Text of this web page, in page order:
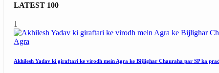
LATEST 100
1
Agra
Akhilesh Yadav ki giraftari ke virodh mein Agra ke Bijlighar Chauraha par SP ka